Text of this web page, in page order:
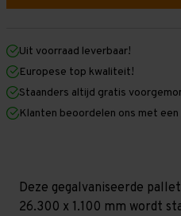
mm
mm
x
1.100
mm
Galva
Licht
-
T80
mm
mm
1.100
mm
(HxLXD)
Galva
Licht
-
T80
Uit voorraad leverbaar!
Europese top kwaliteit!
Staanders altijd gratis
Klanten beoordelen ons met een
Deze gegalvaniseerde
26.300 x 1.100 mm wordt